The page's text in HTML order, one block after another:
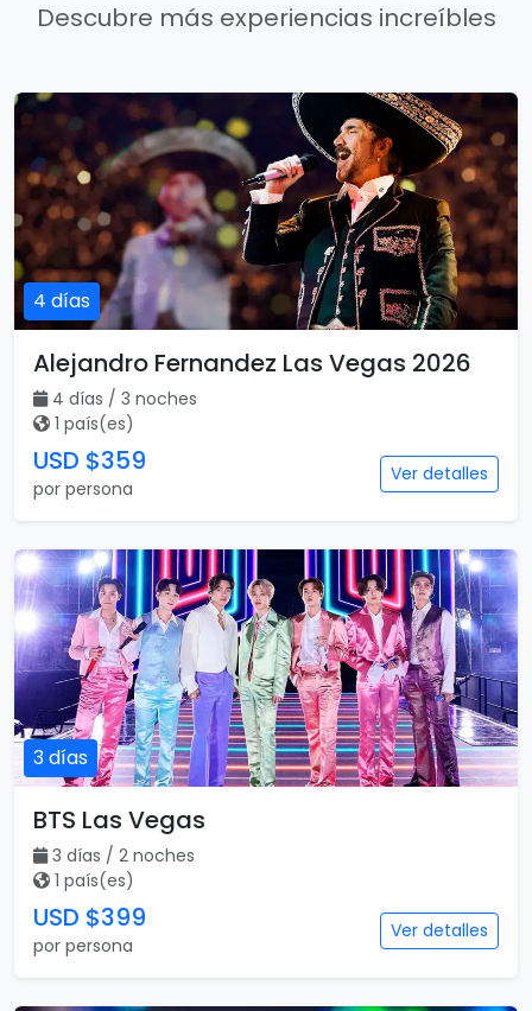
Descubre más experiencias increíbles
4 días
Alejandro Fernandez Las Vegas 2026
4 días / 3 noches
1 país(es)
USD $359
por persona
Ver detalles
3 días
BTS Las Vegas
3 días / 2 noches
1 país(es)
USD $399
por persona
Ver detalles